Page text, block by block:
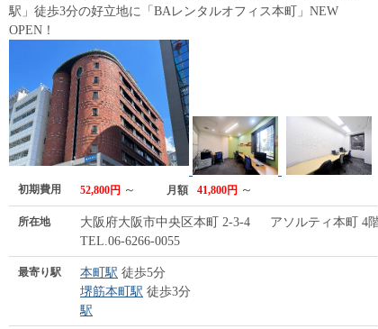
駅」徒歩3分の好立地に「BAレンタルオフィス本町」NEW
OPEN！
初期費用 52,800円 ～ 月額 41,800円 ～
所在地
大阪府大阪市中央区本町 2-3-4 アソルティ本町 4階
TEL.06-6266-0055
最寄り駅 本町駅 徒歩5分
堺筋本町駅 徒歩3分
駅